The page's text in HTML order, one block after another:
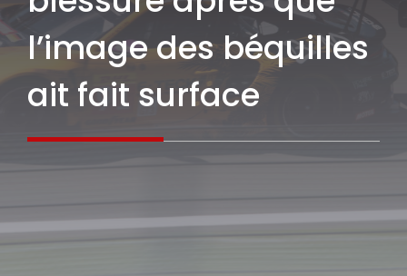
l’image des béquilles
ait fait surface